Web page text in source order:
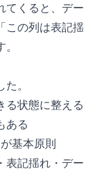
てくると、デー
この列は表記揺
。
る状態に整える
ある
基本原則
表記揺れ・デー